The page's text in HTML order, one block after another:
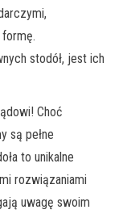
stodół, jest ich
Choć
są pełne
to unikalne
rozwiązaniami
uwagę swoim